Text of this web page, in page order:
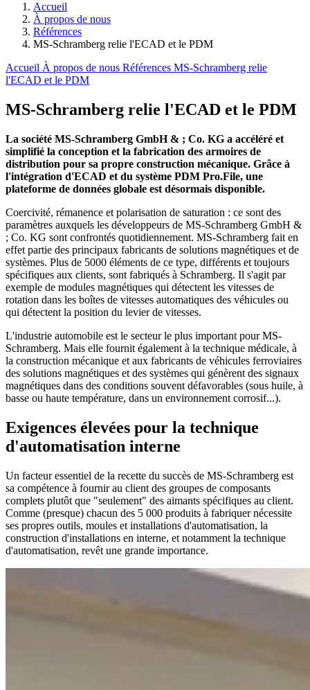
Accueil
À propos de nous
Références
MS-Schramberg relie l'ECAD et le PDM
Accueil À propos de nous Références MS-Schramberg relie
l'ECAD et le PDM
MS-Schramberg relie l'ECAD et le PDM
La société MS-Schramberg GmbH & ; Co. KG a accéléré et
simplifié la conception et la fabrication des armoires de
distribution pour sa propre construction mécanique. Grâce à
l'intégration d'ECAD et du système PDM Pro.File, une
plateforme de données globale est désormais disponible.
Coercivité, rémanence et polarisation de saturation : ce sont des
paramètres auxquels les développeurs de MS-Schramberg GmbH &
; Co. KG sont confrontés quotidiennement. MS-Schramberg fait en
effet partie des principaux fabricants de solutions magnétiques et de
systèmes. Plus de 5000 éléments de ce type, différents et toujours
spécifiques aux clients, sont fabriqués à Schramberg. Il s'agit par
exemple de modules magnétiques qui détectent les vitesses de
rotation dans les boîtes de vitesses automatiques des véhicules ou
qui détectent la position du levier de vitesses.
L'industrie automobile est le secteur le plus important pour MS-
Schramberg. Mais elle fournit également à la technique médicale, à
la construction mécanique et aux fabricants de véhicules ferroviaires
des solutions magnétiques et des systèmes qui génèrent des signaux
magnétiques dans des conditions souvent défavorables (sous huile, à
basse ou haute température, dans un environnement corrosif...).
Exigences élevées pour la technique
d'automatisation interne
Un facteur essentiel de la recette du succès de MS-Schramberg est
sa compétence à fournir au client des groupes de composants
complets plutôt que "seulement" des aimants spécifiques au client.
Comme (presque) chacun des 5 000 produits à fabriquer nécessite
ses propres outils, moules et installations d'automatisation, la
construction d'installations en interne, et notamment la technique
d'automatisation, revêt une grande importance.